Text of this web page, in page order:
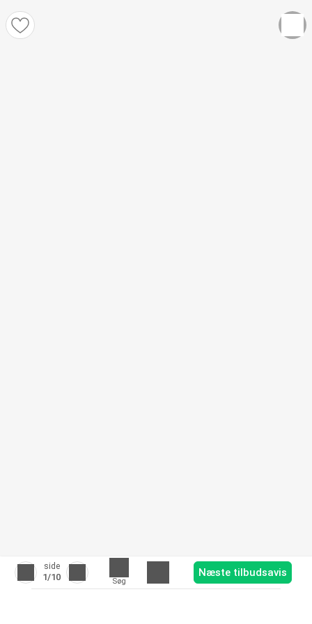
side
1/10 Søg
Næste tilbudsavis